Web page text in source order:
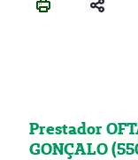
Prestador
GONÇALO